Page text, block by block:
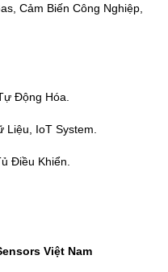
Cảm Biến Công Nghiệp,
Động Hóa.
IoT System.
Điều Khiển.
Việt Nam